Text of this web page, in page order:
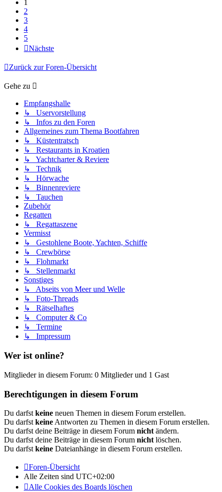
1
2
3
4
5
Nächste
Zurück zur Foren-Übersicht
Gehe zu
Empfangshalle
↳ Uservorstellung
↳ Infos zu den Foren
Allgemeines zum Thema Bootfahren
↳ Küstentratsch
↳ Restaurants in Kroatien
↳ Yachtcharter & Reviere
↳ Technik
↳ Hörwache
↳ Binnenreviere
↳ Tauchen
Zubehör
Regatten
↳ Regattaszene
Vermisst
↳ Gestohlene Boote, Yachten, Schiffe
↳ Crewbörse
↳ Flohmarkt
↳ Stellenmarkt
Sonstiges
↳ Abseits von Meer und Welle
↳ Foto-Threads
↳ Rätselhaftes
↳ Computer & Co
↳ Termine
↳ Impressum
Wer ist online?
Mitglieder in diesem Forum: 0 Mitglieder und 1 Gast
Berechtigungen in diesem Forum
Du darfst keine neuen Themen in diesem Forum erstellen.
Du darfst keine Antworten zu Themen in diesem Forum erstellen.
Du darfst deine Beiträge in diesem Forum nicht ändern.
Du darfst deine Beiträge in diesem Forum nicht löschen.
Du darfst keine Dateianhänge in diesem Forum erstellen.
Foren-Übersicht
Alle Zeiten sind UTC+02:00
Alle Cookies des Boards löschen